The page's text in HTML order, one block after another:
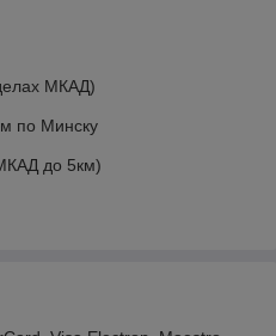
МКАД)
по Минску
до 5км)